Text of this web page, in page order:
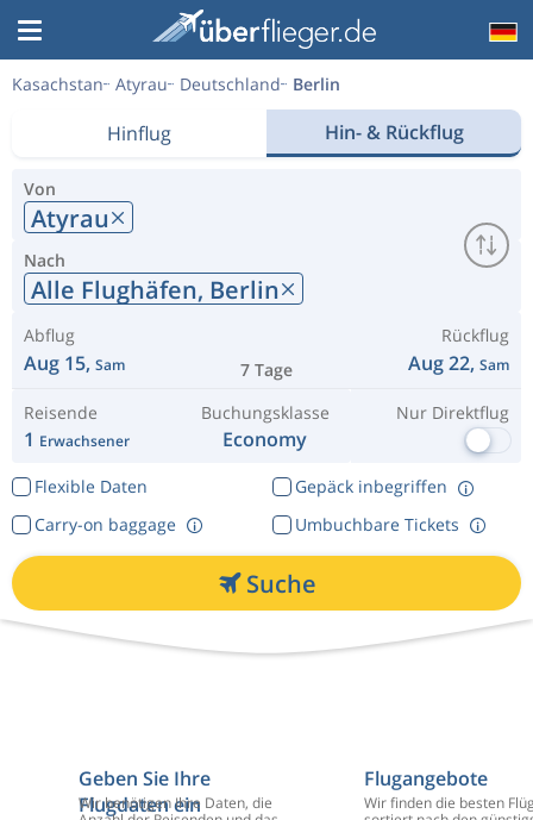
Kasachstan Atyrau Deutschland Berlin
Hinflug Hin- & Rückflug
Von
Atyrau
Nach
Alle Flughäfen, Berlin
Abflug
Aug 15, Sam 7 Tage
Rückflug
Aug 22, Sam
Reisende
1 Erwachsener
Buchungsklasse
Economy
Nur Direktflug
Flexible Daten
Gepäck inbegriffen
Umbuchbare Tickets
Carry-on baggage
Suche
Geben Sie Ihre
Flugdaten ein
Wir benötigen Ihre Daten, die
Flugangebote
Wir finden die besten